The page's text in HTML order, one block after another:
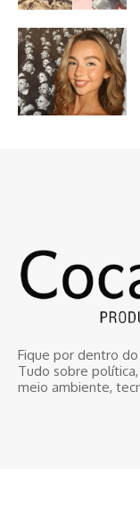
Fique por dentro
Tudo sobre
meio ambiente,